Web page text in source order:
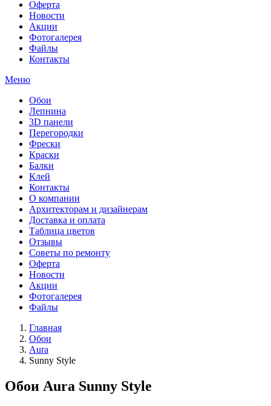
Оферта
Новости
Акции
Фотогалерея
Файлы
Контакты
Меню
Обои
Лепнина
3D панели
Перегородки
Фрески
Краски
Балки
Клей
Контакты
О компании
Архитекторам и дизайнерам
Доставка и оплата
Таблица цветов
Отзывы
Советы по ремонту
Оферта
Новости
Акции
Фотогалерея
Файлы
Главная
Обои
Aura
Sunny Style
Обои Aura Sunny Style